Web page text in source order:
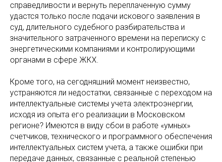
справедливости и вернуть переплаченную сумму
удастся только после подачи искового заявления в
суд, длительного судебного разбирательства и
значительного затраченного времени на переписку с
энергетическими компаниями и контролирующими
органами в сфере ЖКХ.
Кроме того, на сегодняшний момент неизвестно,
устраняются ли недостатки, связанные с переходом на
интеллектуальные системы учета электроэнергии,
исходя из опыта его реализации в Московском
регионе? Имеются в виду сбои в работе «умных»
счетчиков, технического и программного обеспечения
интеллектуальных систем учета, а также ошибки при
передаче данных, связанные с реальной степенью